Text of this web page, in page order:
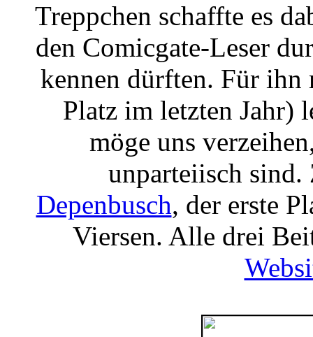
Treppchen schaffte es
den Comicgate-Leser
kennen dürften. Für ihn
Platz im letzten Jahr)
möge uns
unparteiisch
Depenbusch, der erste
Viersen. Alle drei